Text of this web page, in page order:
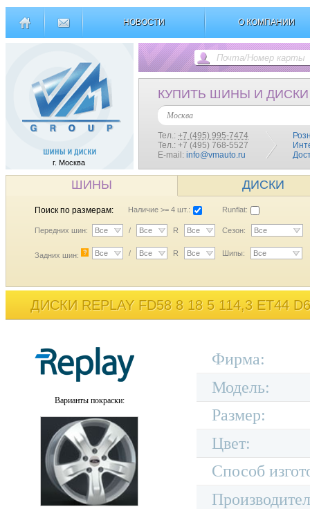
НОВОСТИ О КОМПАНИИ
г. Москва
КУПИТЬ ШИНЫ И ДИСКИ
Москва
Тел.: +7 (495) 995-7474
Тел.: +7 (495) 768-5527
E-mail: info@vmauto.ru
ШИНЫ ДИСКИ
Поиск по размерам: Наличие >= 4 шт.: Runflat:
Передних шин: Все / Все R Все Сезон: Все
Задних шин: ? Все / Все R Все Шипы: Все
ДИСКИ REPLAY FD58 8 18 5 114,3 ET44
Варианты покраски:
Фирма:
Модель:
Размер:
Цвет:
Способ